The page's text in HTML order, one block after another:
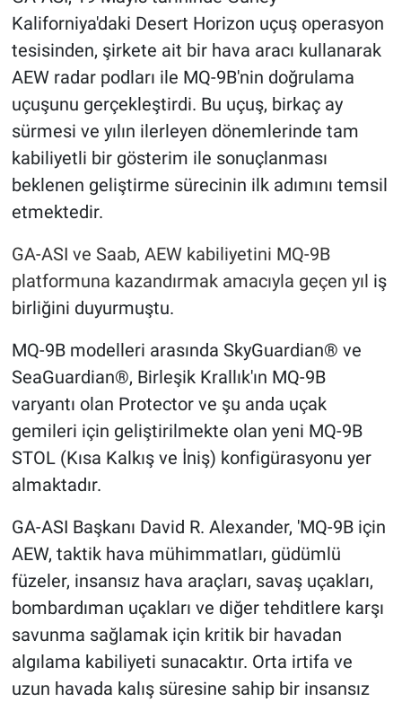
Kaliforniya'daki Desert Horizon uçuş operasyon
tesisinden, şirkete ait bir hava aracı kullanarak
AEW radar podları ile MQ-9B'nin doğrulama
uçuşunu gerçekleştirdi. Bu uçuş, birkaç ay
sürmesi ve yılın ilerleyen dönemlerinde tam
kabiliyetli bir gösterim ile sonuçlanması
beklenen geliştirme sürecinin ilk adımını temsil
etmektedir.
GA-ASI ve Saab, AEW kabiliyetini MQ-9B
platformuna kazandırmak amacıyla geçen yıl iş
birliğini duyurmuştu.
MQ-9B modelleri arasında SkyGuardian® ve
SeaGuardian®, Birleşik Krallık'ın MQ-9B
varyantı olan Protector ve şu anda uçak
gemileri için geliştirilmekte olan yeni MQ-9B
STOL (Kısa Kalkış ve İniş) konfigürasyonu yer
almaktadır.
GA-ASI Başkanı David R. Alexander, 'MQ-9B için
AEW, taktik hava mühimmatları, güdümlü
füzeler, insansız hava araçları, savaş uçakları,
bombardıman uçakları ve diğer tehditlere karşı
savunma sağlamak için kritik bir havadan
algılama kabiliyeti sunacaktır. Orta irtifa ve
uzun havada kalış süresine sahip bir insansız